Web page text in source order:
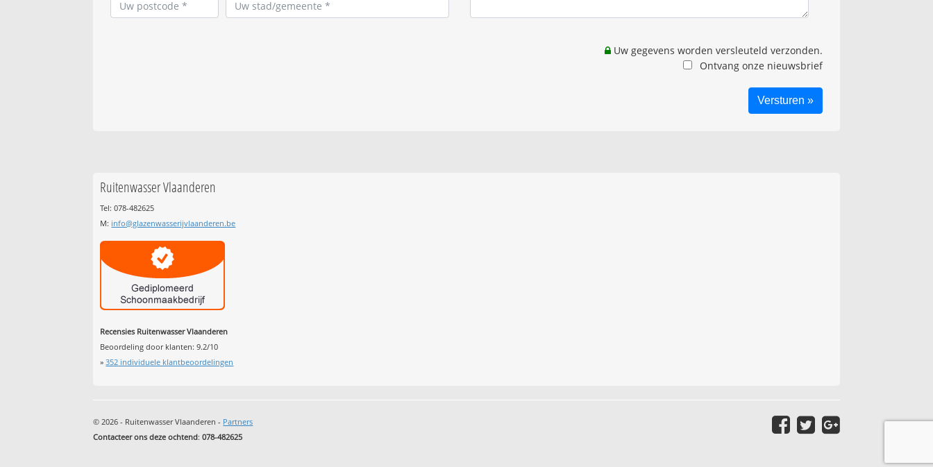
Uw gegevens worden versleuteld verzonden.
Ontvang onze nieuwsbrief
Ruitenwasser Vlaanderen
Tel: 078-482625
M: info@glazenwasserijvlaanderen.be
Recensies Ruitenwasser Vlaanderen
Beoordeling door klanten:9.2/10
»352 individuele klantbeoordelingen
© 2026 - Ruitenwasser Vlaanderen - Partners
Contacteer ons deze ochtend:078-482625